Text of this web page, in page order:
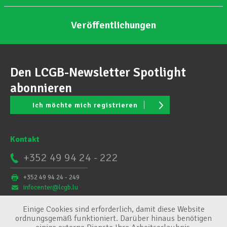
Veröffentlichungen
Den LCGB-Newsletter Spotlight
abonnieren
Ich möchte mich registrieren
Kontakt
+352 49 94 24 - 222
+352 49 94 24 - 249
infocenter@lcgb.lu
Einige Cookies sind erforderlich, damit diese Website
ordnungsgemäß funktioniert. Darüber hinaus benötigen